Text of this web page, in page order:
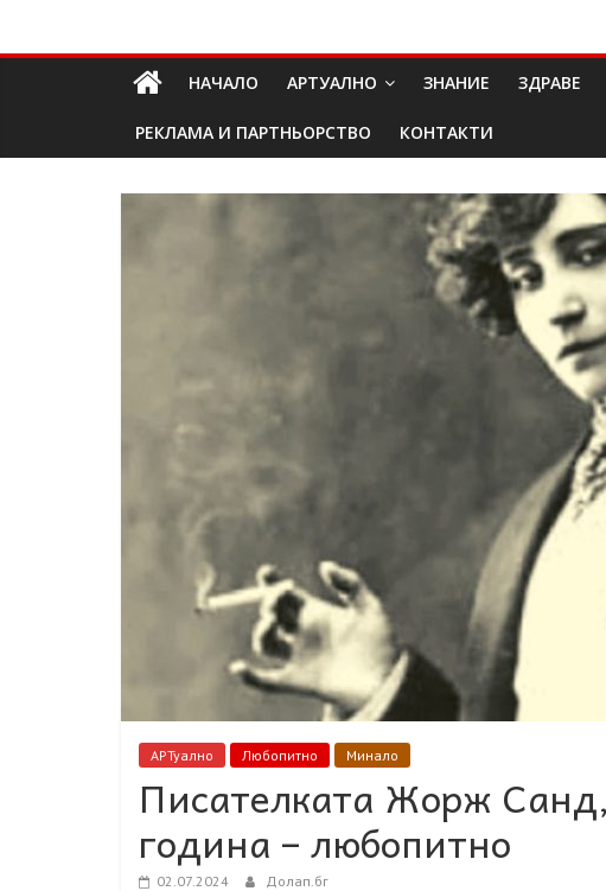
Долап
БГ
изкуство|
НАЧАЛО АРТУАЛНО ЗНАНИЕ ЗДРАВЕ
РЕКЛАМА И ПАРТНЬОРСТВО КОНТАКТИ
АРТуално Любопитно Минало
Писателката Жорж
година – любопитно
02.07.2024 Долап.бг